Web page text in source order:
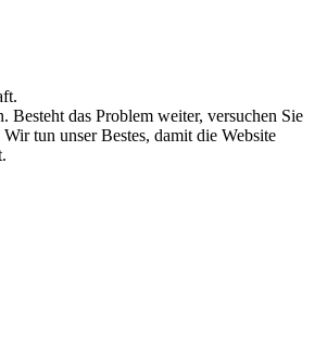
Besteht das Problem weiter, versuchen Sie
tun unser Bestes, damit die Website